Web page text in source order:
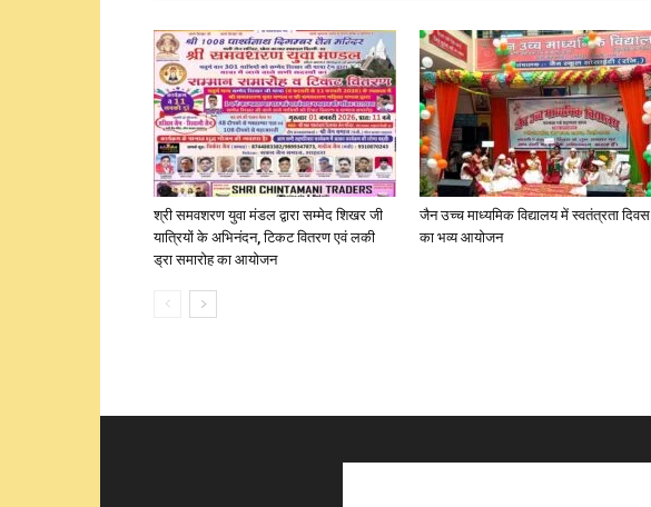
श्री समवशरण युवा मंडल द्वारा सम्मेद शिखर जी
यात्रियों के अभिनंदन, टिकट वितरण एवं लकी
ड्रा समारोह का आयोजन
जैन उच्च माध्यमिक विद्यालय में स्वतंत्रता दिवस
का भव्य आयोजन